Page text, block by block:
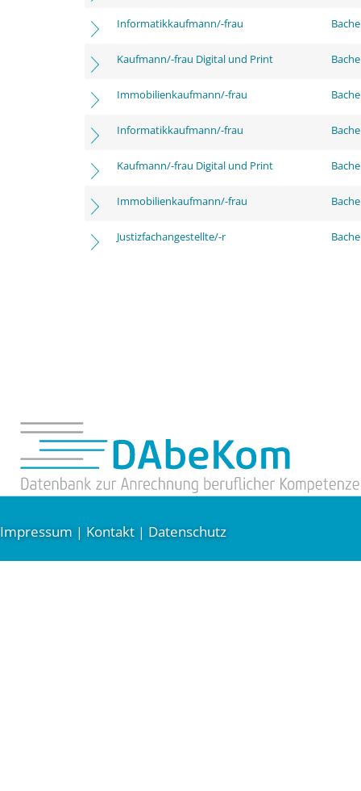
Informatikkaufmann/-frau
Kaufmann/-frau Digital und Print
Immobilienkaufmann/-frau
Informatikkaufmann/-frau
Kaufmann/-frau Digital und Print
Immobilienkaufmann/-frau
Justizfachangestellte/-r
Impressum | Kontakt | Datenschutz